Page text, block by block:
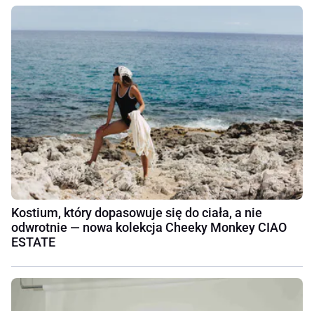
Kostium, który dopasowuje się do ciała, a nie
odwrotnie — nowa kolekcja Cheeky Monkey CIAO
ESTATE